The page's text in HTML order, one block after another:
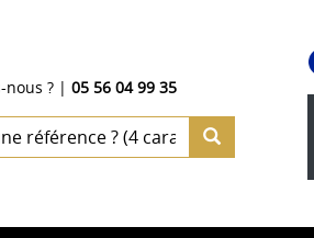
nous ? |05 56 04 99 35